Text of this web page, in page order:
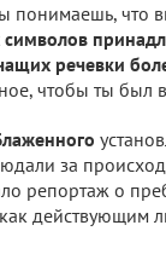
понимаешь, что
символов
речевки
чтобы ты был
за
репортаж о
действующим